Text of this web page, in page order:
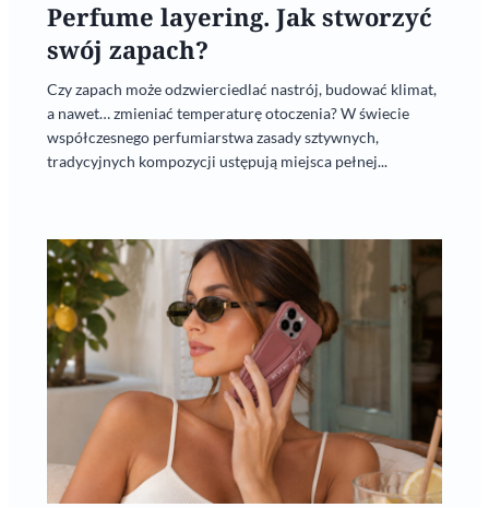
Perfume layering. Jak stworzyć
swój zapach?
Czy zapach może odzwierciedlać nastrój, budować klimat,
a nawet… zmieniać temperaturę otoczenia? W świecie
współczesnego perfumiarstwa zasady sztywnych,
tradycyjnych kompozycji ustępują miejsca pełnej...